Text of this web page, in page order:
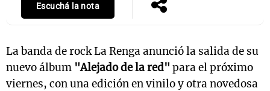
Escuchá la nota
La banda de rock La Renga anunció la salida de su
nuevo álbum "Alejado de la red" para el próximo
viernes, con una edición en vinilo y otra novedosa